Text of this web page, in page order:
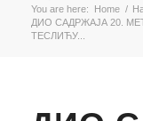
You are here: Home /
ДИО САДРЖАЈА 20.
ТЕСЛИЋУ...